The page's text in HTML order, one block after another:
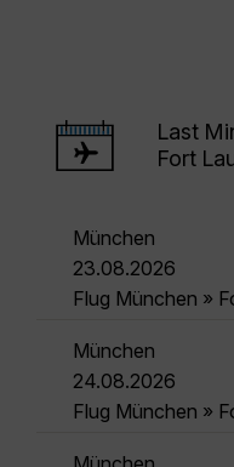
Last
Fort
München
23.08.2026
Flug München »
München
24.08.2026
Flug München »